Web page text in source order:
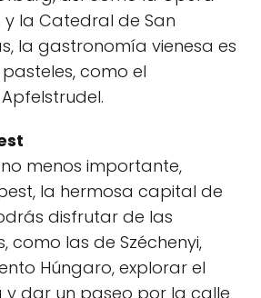
y la Catedral de San
la gastronomía vienesa es
como el
menos importante,
la hermosa capital de
disfrutar de las
como las de Széchenyi,
Húngaro, explorar el
y dar un paseo por la calle